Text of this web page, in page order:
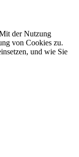
der Nutzung
von Cookies zu.
und wie Sie